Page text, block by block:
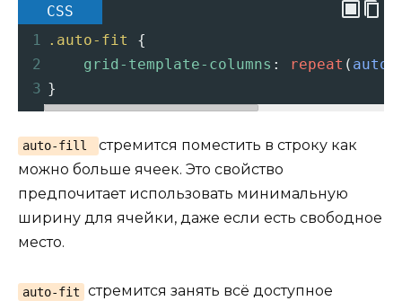
CSS
1 .auto-fit
{
2
grid-template-columns : repeat (
3 }
auto-fill
стремится поместить в строку как
можно больше ячеек. Это свойство
предпочитает использовать минимальную
ширину для ячейки, даже если есть свободное
место.
auto-fit
стремится занять всё доступное